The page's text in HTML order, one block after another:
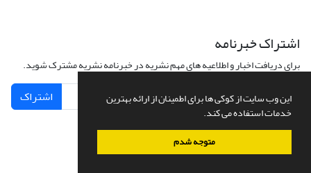
این وب سایت از کوکی ها برای اطمینان از ارائه بهترین
خدمات استفاده می کند.
متوجه شدم
اشتراک خبرنامه
برای دریافت اخبار و اطلاعیه های مهم نشریه در خبرنامه نشریه مشترک شوید.
اشتراک
سامانه مدیریت نشریات علمی.طراحی و پیاده سازی ازسیناوب